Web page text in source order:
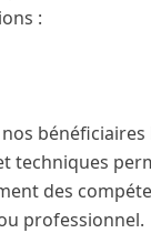
:
bénéficiaires
techniques
des
professionnel.